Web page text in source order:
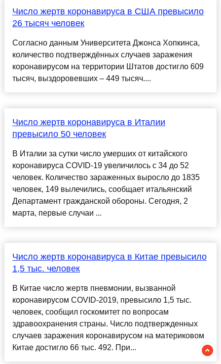
Число жертв коронавируса в США превысило
26 тысяч человек
Согласно данным Университета Джонса Хопкинса,
количество подтверждённых случаев заражения
коронавирусом на территории Штатов достигло 609
тысяч, выздоровевших – 449 тысяч....
Число жертв коронавируса в Италии
превысило 50 человек
В Италии за сутки число умерших от китайского
коронавируса COVID-19 увеличилось с 34 до 52
человек. Количество зараженных выросло до 1835
человек, 149 вылечились, сообщает итальянский
Департамент гражданской обороны. Сегодня, 2
марта, первые случаи ...
Число жертв коронавируса в Китае превысило
1,5 тыс. человек
В Китае число жертв пневмонии, вызванной
коронавирусом COVID-2019, превысило 1,5 тыс.
человек, сообщил госкомитет по вопросам
здравоохранения страны. Число подтвержденных
случаев заражения коронавирусом на материковом
Китае достигло 66 тыс. 492. При...